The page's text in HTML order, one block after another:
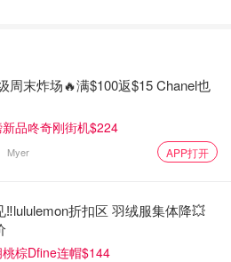
，但每次洗澡的时间都很短。对
密的事，所以对于公共澡堂，南
手工拉面、炸酱面、饺子、馒头
周末炸场🔥满$100返$15 Chanel也
新品咚奇刚街机$224
Myer APP打开
‼️lululemon折扣区 羽绒服集体降💥
棕Dfine连帽$144